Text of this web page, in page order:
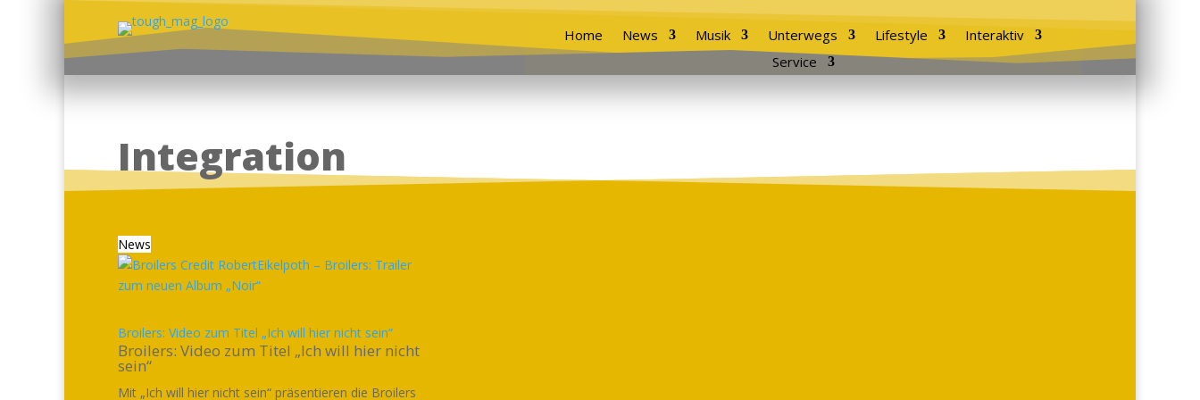
Home News Musik Unterwegs Lifestyle
Interaktiv
Service
Integration
News
Broilers: Video zum Titel „Ich will hier nicht sein“
Broilers: Video zum Titel „Ich will hier nicht
sein“
Mit „Ich will hier nicht sein“ präsentieren die Broilers